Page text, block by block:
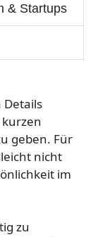
& Startups
Details
geben. Für
nicht
im
zu